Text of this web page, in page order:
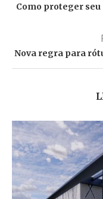
Como proteger
Nova regra para